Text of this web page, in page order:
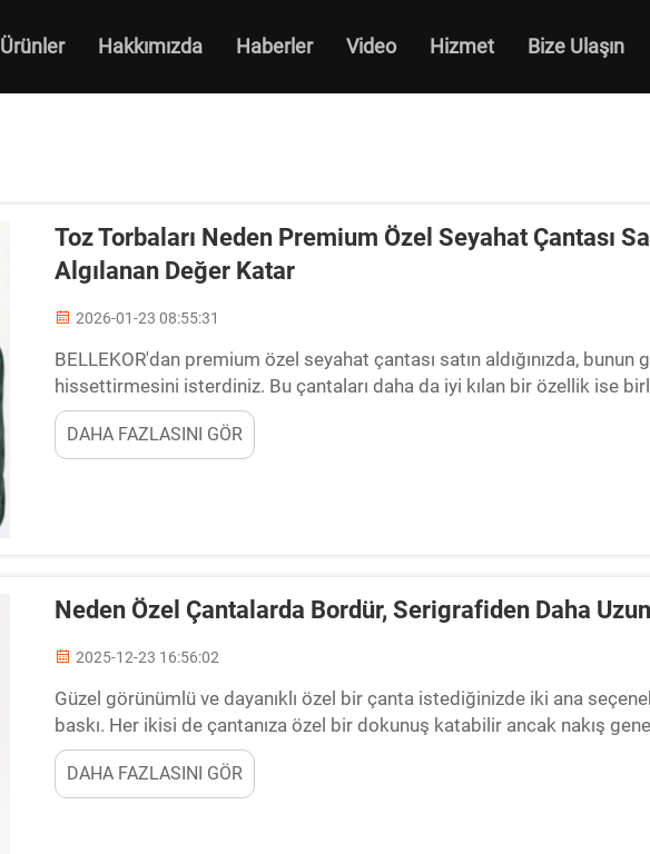
Ürünler Hakkımızda Haberler Video Hizmet Bize Ulaşın
Toz Torbaları Neden Premium Özel Seyahat Çantası
Algılanan Değer Katar
2026-01-23 08:55:31
BELLEKOR'dan premium özel seyahat çantası satın aldığınızda, bunun
hissettirmesini isterdiniz. Bu çantaları daha da iyi kılan bir özellik ise
çantasıdır. Toz çantaları, seyahat çantanızı kullanmadığınız
gibidir. Bunlar...
DAHA FAZLASINI GÖR
Neden Özel Çantalarda Bordür, Serigrafiden Daha
2025-12-23 16:56:02
Güzel görünümlü ve dayanıklı özel bir çanta istediğinizde iki ana
baskı. Her ikisi de çantanıza özel bir dokunuş katabilir ancak nakış
Neden Nakış, Uzun Ömürlü Çözüm İçin En İyisidir?
DAHA FAZLASINI GÖR